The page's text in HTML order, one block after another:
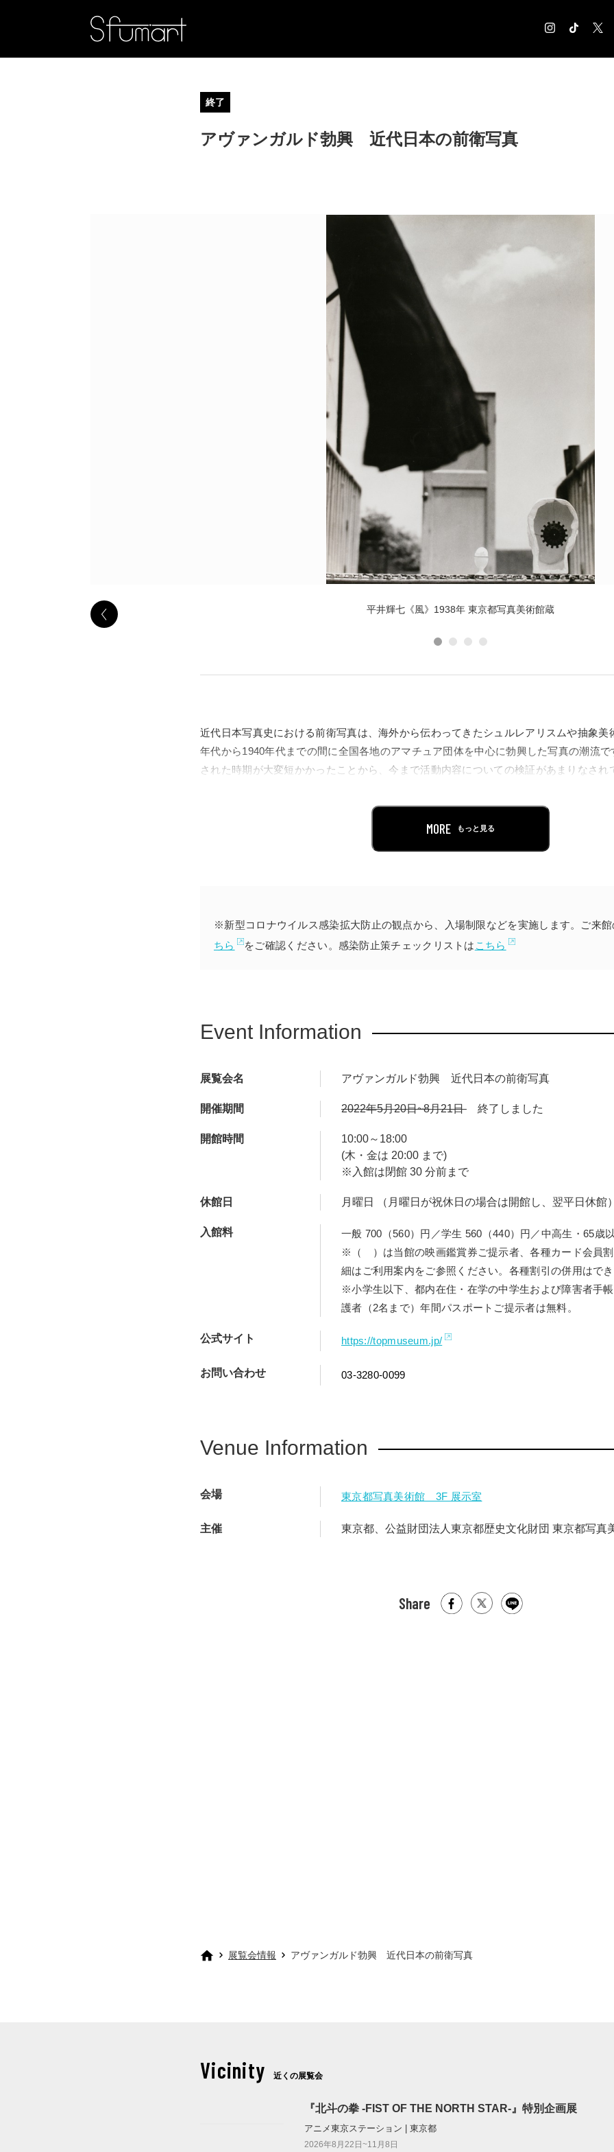
EXHIBITION 展覧会情報
CONTACT お問合せ
POLICY
終了
アヴァンガルド勃興 近代日本の前衛写真
平井輝七《風》1938年 東京都写真美術館蔵
近代日本写真史における前衛写真は、海外から伝わってきたシュルレアリスムや抽象美
年代から1940年代までの間に全国各地のアマチュア団体を中心に勃興した写真の潮流
された時期が大変短かかったことから、今まで活動内容についての検証があまりなされ
それまでも写真にとって絵画の影響は強いものでしたが、前衛写真は画家だけではなく
が参加し、その活動の幅を広げていました。特に1937年に「海外超現実主義作品展」が
て、多くの写真家が触発され新しい表現へ向かい、画家たちは写真を使って、絵画では
できる大切さと、写真で表現できることの幅広さを実感していただけることでしょう。
MORE もっと見る
※新型コロナウイルス感染拡大防止の観点から、入場制限などを実施します。ご来
ちら
をご確認ください。感染防止策チェックリストは こちら
Event Information
展覧会名 アヴァンガルド勃興 近代日本の前衛写真
開催期間 2022年5月20日~8月21日 終了しました
開館時間
10:00～18:00
(木・金は 20:00 まで)
※入館は閉館 30 分前まで
休館日 月曜日 （月曜日が祝休日の場合は開館し、翌平日休館）
入館料
一般 700（560）円／学生 560（440）円／中高生・65歳
※（ ）は当館の映画鑑賞券ご提示者、各種カード会員
細はご利用案内をご参照ください。各種割引の併用はでき
※小学生以下、都内在住・在学の中学生および障害者手
護者（2名まで）年間パスポートご提示者は無料。
公式サイト https://topmuseum.jp/
お問い合わせ 03-3280-0099
Venue Information
会場 東京都写真美術館 3F 展示室
主催 東京都、公益財団法人東京都歴史文化財団 東京都写真
Share
展覧会情報 アヴァンガルド勃興 近代日本の前衛写真
Vicinity 近くの展覧会
『北斗の拳 -FIST OF THE NORTH STAR-』特別企画展
アニメ東京ステーション | 東京都
2026年8月22日~11月8日